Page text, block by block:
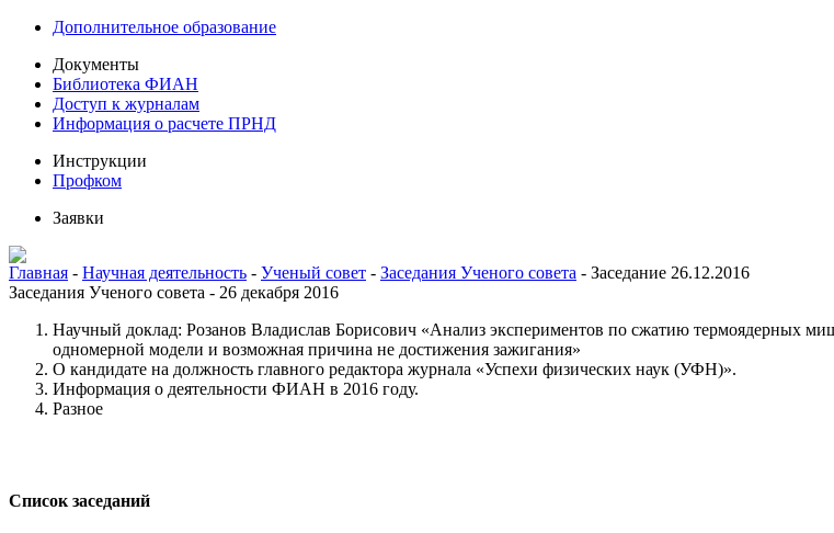
Дополнительное образование
Документы
Библиотека ФИАН
Доступ к журналам
Информация о расчете ПРНД
Инструкции
Профком
Заявки
Главная - Научная деятельность - Ученый совет - Заседания Ученого совета - Заседание 26.12.2016
Заседания Ученого совета - 26 декабря 2016
Научный доклад: Розанов Владислав Борисович «Анализ экспериментов по сжатию термоядерных
одномерной модели и возможная причина не достижения зажигания»
О кандидате на должность главного редактора журнала «Успехи физических наук (УФН)».
Информация о деятельности ФИАН в 2016 году.
Разное
Список заседаний